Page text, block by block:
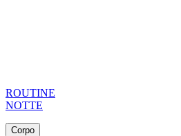
ROUTINE
NOTTE
Corpo